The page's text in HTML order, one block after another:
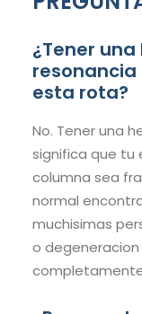
¿Tener
esta rota?
No. Tener una
significa que tu
columna sea
normal
muchisimas
o degeneracion